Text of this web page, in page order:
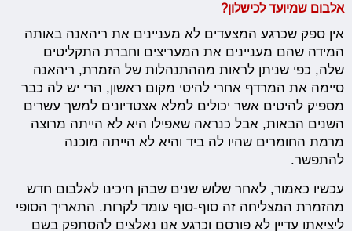
אלבום שמיועד לכישלון?
אין ספק שכרגע המצעדים לא מעניינים את ריהאנה באותה
המידה שהם מעניינים את המעריצים וחברת התקליטים
שלה, כפי שניתן לראות מההתנהלות של הזמרת, ריהאנה
סיימה את המרדף אחרי להיטי מקום ראשון, הרי יש לה כבר
מספיק להיטים אשר יכולים למלא אצטדיונים למשך עשרים
השנים הבאות, אבל כנראה שאפילו היא לא הייתה מרוצה
מרמת החומרים שהיו לה ביד והיא לא הייתה מוכנה
להתפשר.
עכשיו כאמור, לאחר שלוש שנים שבהן חיכינו לאלבום חדש
מהזמרת המצליחה זה סוף-סוף עומד לקרות. התאריך הסופי
ליציאתו עדיין לא פורסם וכרגע אנו נאלצים להסתפק בשם